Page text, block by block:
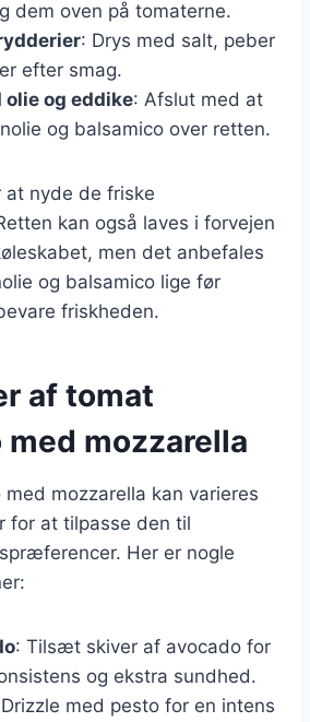
dem oven på tomaterne.
: Drys med salt, peber
efter smag.
olie og eddike: Afslut med at
og balsamico over retten.
at nyde de friske
kan også laves i forvejen
men det anbefales
og balsamico lige før
friskheden.
af tomat
mozzarella
mozzarella kan varieres
for at tilpasse den til
Her er nogle
: Tilsæt skiver af avocado for
og ekstra sundhed.
med pesto for en intens